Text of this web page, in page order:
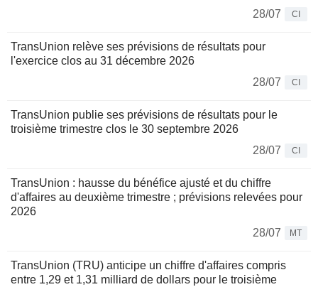
28/07
CI
TransUnion relève ses prévisions de résultats pour
l'exercice clos au 31 décembre 2026
28/07
CI
TransUnion publie ses prévisions de résultats pour le
troisième trimestre clos le 30 septembre 2026
28/07
CI
TransUnion : hausse du bénéfice ajusté et du chiffre
d'affaires au deuxième trimestre ; prévisions relevées pour
2026
28/07
MT
TransUnion (TRU) anticipe un chiffre d'affaires compris
entre 1,29 et 1,31 milliard de dollars pour le troisième